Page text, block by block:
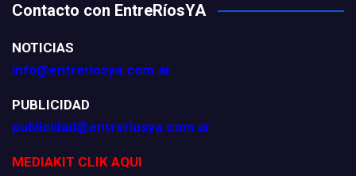
Contacto con EntreRíosYA
NOTICIAS
info@entreriosya.com.ar
PUBLICIDAD
publicidad@entreriosya.com.ar
MEDIAKIT CLIK AQUI